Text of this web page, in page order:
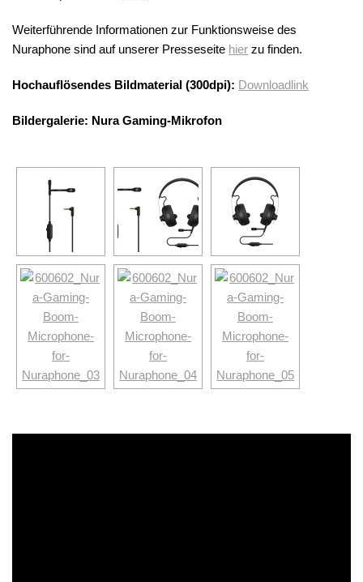
Weiterführende Informationen zur Funktionsweise des
Nuraphone sind auf unserer Presseseite hier zu finden.
Hochauflösendes Bildmaterial (300dpi): Downloadlink
Bildergalerie: Nura Gaming-Mikrofon